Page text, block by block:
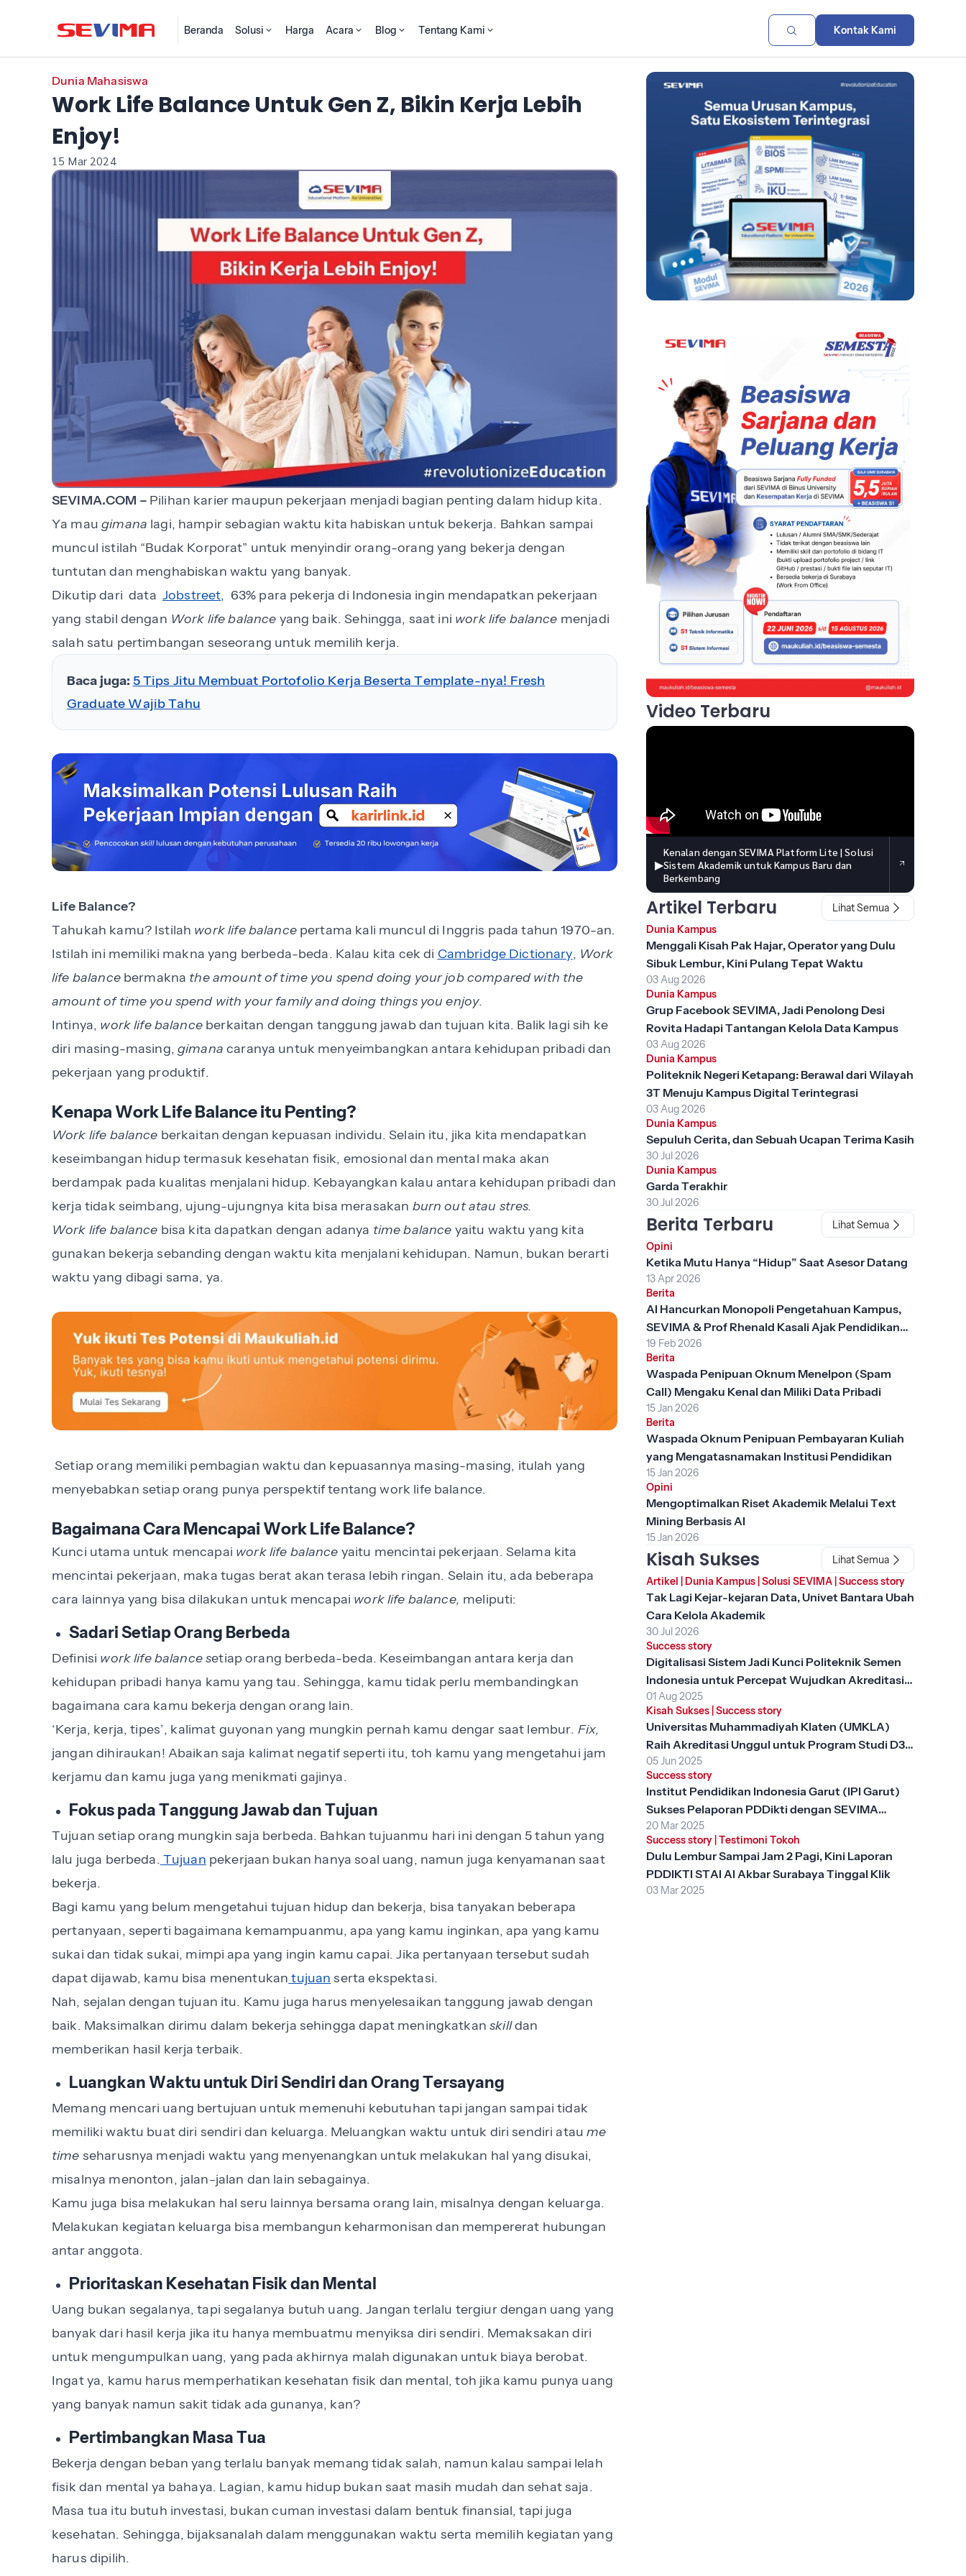
Beranda Solusi Harga Acara Blog Tentang Kami Kontak Kami
Dunia Mahasiswa
Work Life Balance Untuk Gen Z, Bikin Kerja Lebih
Enjoy!
15 Mar 2024
SEVIMA.COM – Pilihan karier maupun pekerjaan menjadi bagian penting dalam hidup kita.
Ya maugimana lagi, hampir sebagian waktu kita habiskan untuk bekerja. Bahkan sampai
muncul istilah “Budak Korporat” untuk menyindir orang-orang yang bekerja dengan
tuntutan dan menghabiskan waktu yang banyak.
Dikutip dari data Jobstreet, 63% para pekerja di Indonesia ingin mendapatkan pekerjaan
yang stabil dengan Work life balance yang baik. Sehingga, saat ini work life balance menjadi
salah satu pertimbangan seseorang untuk memilih kerja.
Baca juga: 5 Tips Jitu Membuat Portofolio Kerja Beserta Template-nya! Fresh
Graduate Wajib Tahu
Life Balance?
Tahukah kamu? Istilah work life balance pertama kali muncul di Inggris pada tahun 1970-an.
Istilah ini memiliki makna yang berbeda-beda. Kalau kita cek di Cambridge Dictionary, Work
life balancebermakna the amount of time you spend doing your job compared with the
amount of time you spend with your family and doing things you enjoy.
Intinya, work life balanceberkaitan dengan tanggung jawab dan tujuan kita. Balik lagi sih ke
diri masing-masing, gimanacaranya untuk menyeimbangkan antara kehidupan pribadi dan
pekerjaan yang produktif.
Kenapa Work Life Balance itu Penting?
Work life balance berkaitan dengan kepuasan individu. Selain itu, jika kita mendapatkan
keseimbangan hidup termasuk kesehatan fisik, emosional dan mental maka akan
berdampak pada kualitas menjalani hidup. Kebayangkan kalau antara kehidupan pribadi dan
kerja tidak seimbang, ujung-ujungnya kita bisa merasakan burn out atau stres.
Work life balance bisa kita dapatkan dengan adanya time balance yaitu waktu yang kita
gunakan bekerja sebanding dengan waktu kita menjalani kehidupan. Namun, bukan berarti
waktu yang dibagi sama, ya.
Setiap orang memiliki pembagian waktu dan kepuasannya masing-masing, itulah yang
menyebabkan setiap orang punya perspektif tentang work life balance.
Bagaimana Cara Mencapai Work Life Balance?
Kunci utama untuk mencapai work life balance yaitu mencintai pekerjaan. Selama kita
mencintai pekerjaan, maka tugas berat akan terasa lebih ringan. Selain itu, ada beberapa
cara lainnya yang bisa dilakukan untuk mencapai work life balance, meliputi:
Sadari Setiap Orang Berbeda
Definisi work life balance setiap orang berbeda-beda. Keseimbangan antara kerja dan
kehidupan pribadi hanya kamu yang tau. Sehingga, kamu tidak perlu membandingkan
bagaimana cara kamu bekerja dengan orang lain.
‘Kerja, kerja, tipes’, kalimat guyonan yang mungkin pernah kamu dengar saat lembur. Fix,
jangan dihiraukan! Abaikan saja kalimat negatif seperti itu, toh kamu yang mengetahui jam
kerjamu dan kamu juga yang menikmati gajinya.
Fokus pada Tanggung Jawab dan Tujuan
Tujuan setiap orang mungkin saja berbeda. Bahkan tujuanmu hari ini dengan 5 tahun yang
lalu juga berbeda. Tujuan pekerjaan bukan hanya soal uang, namun juga kenyamanan saat
bekerja.
Bagi kamu yang belum mengetahui tujuan hidup dan bekerja, bisa tanyakan beberapa
pertanyaan, seperti bagaimana kemampuanmu, apa yang kamu inginkan, apa yang kamu
sukai dan tidak sukai, mimpi apa yang ingin kamu capai. Jika pertanyaan tersebut sudah
dapat dijawab, kamu bisa menentukan tujuan serta ekspektasi.
Nah, sejalan dengan tujuan itu. Kamu juga harus menyelesaikan tanggung jawab dengan
baik. Maksimalkan dirimu dalam bekerja sehingga dapat meningkatkanskilldan
memberikan hasil kerja terbaik.
Luangkan Waktu untuk Diri Sendiri dan Orang Tersayang
Memang mencari uang bertujuan untuk memenuhi kebutuhan tapi jangan sampai tidak
memiliki waktu buat diri sendiri dan keluarga. Meluangkan waktu untuk diri sendiri ataume
time seharusnya menjadi waktu yang menyenangkan untuk melakukan hal yang disukai,
misalnya menonton, jalan-jalan dan lain sebagainya.
Kamu juga bisa melakukan hal seru lainnya bersama orang lain, misalnya dengan keluarga.
Melakukan kegiatan keluarga bisa membangun keharmonisan dan mempererat hubungan
antar anggota.
Prioritaskan Kesehatan Fisik dan Mental
Uang bukan segalanya, tapi segalanya butuh uang. Jangan terlalu tergiur dengan uang yang
banyak dari hasil kerja jika itu hanya membuatmu menyiksa diri sendiri. Memaksakan diri
untuk mengumpulkan uang, yang pada akhirnya malah digunakan untuk biaya berobat.
Ingat ya, kamu harus memperhatikan kesehatan fisik dan mental, toh jika kamu punya uang
yang banyak namun sakit tidak ada gunanya, kan?
Pertimbangkan Masa Tua
Bekerja dengan beban yang terlalu banyak memang tidak salah, namun kalau sampai lelah
fisik dan mental ya bahaya. Lagian, kamu hidup bukan saat masih mudah dan sehat saja.
Masa tua itu butuh investasi, bukan cuman investasi dalam bentuk finansial, tapi juga
kesehatan. Sehingga, bijaksanalah dalam menggunakan waktu serta memilih kegiatan yang
harus dipilih.
Video Terbaru
▶
Kenalan dengan SEVIMA Platform Lite | Solusi
Sistem Akademik untuk Kampus Baru dan
Berkembang
Artikel Terbaru
Lihat Semua
Dunia Kampus
Menggali Kisah Pak Hajar, Operator yang Dulu
Sibuk Lembur, Kini Pulang Tepat Waktu
03 Aug 2026
Dunia Kampus
Grup Facebook SEVIMA, Jadi Penolong Desi
Rovita Hadapi Tantangan Kelola Data Kampus
03 Aug 2026
Dunia Kampus
Politeknik Negeri Ketapang: Berawal dari Wilayah
3T Menuju Kampus Digital Terintegrasi
03 Aug 2026
Dunia Kampus
Sepuluh Cerita, dan Sebuah Ucapan Terima Kasih
30 Jul 2026
Dunia Kampus
Garda Terakhir
30 Jul 2026
Berita Terbaru
Lihat Semua
Opini
Ketika Mutu Hanya “Hidup” Saat Asesor Datang
13 Apr 2026
Berita
AI Hancurkan Monopoli Pengetahuan Kampus,
SEVIMA & Prof Rhenald Kasali Ajak Pendidikan
Tinggi Berubah
19 Feb 2026
Berita
Waspada Penipuan Oknum Menelpon (Spam
Call) Mengaku Kenal dan Miliki Data Pribadi
15 Jan 2026
Berita
Waspada Oknum Penipuan Pembayaran Kuliah
yang Mengatasnamakan Institusi Pendidikan
15 Jan 2026
Opini
Mengoptimalkan Riset Akademik Melalui Text
Mining Berbasis AI
15 Jan 2026
Kisah Sukses
Lihat Semua
Artikel Dunia Kampus| Solusi SEVIMA| Success story
Tak Lagi Kejar-kejaran Data, Univet Bantara Ubah
Cara Kelola Akademik
30 Jul 2026
Success story
Digitalisasi Sistem Jadi Kunci Politeknik Semen
Indonesia untuk Percepat Wujudkan Akreditasi
Unggul
01 Aug 2025
Kisah Sukses| Success story
Universitas Muhammadiyah Klaten (UMKLA)
Raih Akreditasi Unggul untuk Program Studi D3
Keperawatan dengan SEVIMA Platform
05 Jun 2025
Success story
Institut Pendidikan Indonesia Garut (IPI Garut)
Sukses Pelaporan PDDikti dengan SEVIMA
Platform
20 Mar 2025
Success story| Testimoni Tokoh
Dulu Lembur Sampai Jam 2 Pagi, Kini Laporan
PDDIKTI STAI Al Akbar Surabaya Tinggal Klik
03 Mar 2025